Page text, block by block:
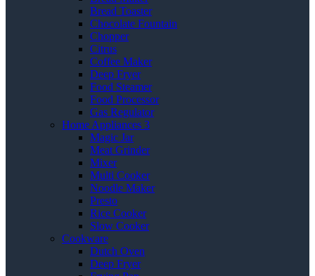
Bread Toaster
Chocolate Fountain
Chopper
Citrus
Coffee Maker
Deep Fryer
Food Steamer
Food Processor
Gas Regulator
Home Appliances 3
Magic Jar
Meat Grinder
Mixer
Multi Cooker
Noodle Maker
Presto
Rice Cooker
Slow Cooker
Cookware
Dutch Oven
Deep Fryer